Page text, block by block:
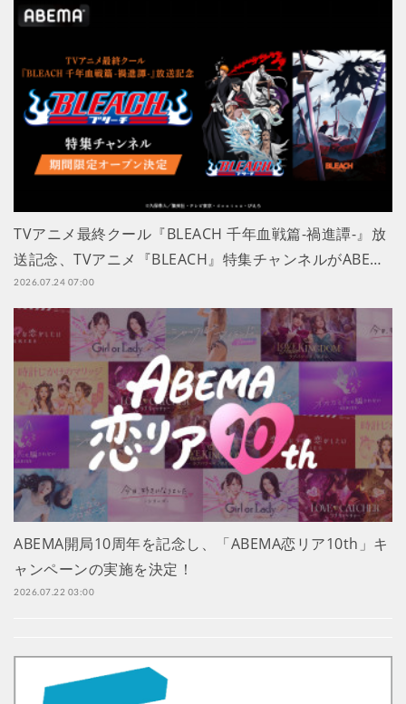
TVアニメ最終クール『BLEACH 千年血戦篇-禍進譚-』放
送記念、TVアニメ『BLEACH』特集チャンネルがABE…
2026.07.24 07:00
ABEMA開局10周年を記念し、「ABEMA恋リア10th」キ
ャンペーンの実施を決定！
2026.07.22 03:00